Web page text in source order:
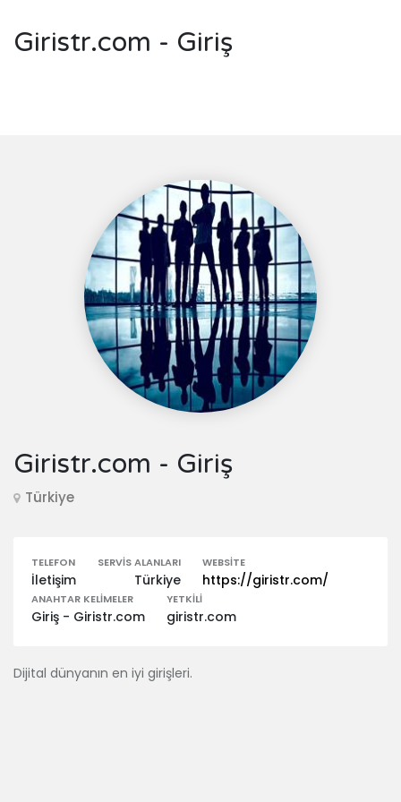
Giristr.com - Giriş
Giristr.com - Giriş
Türkiye
TELEFON
İletişim
SERVIS ALANLARI
Türkiye
WEBSITE
https://giristr.com/
ANAHTAR KELIMELER
Giriş - Giristr.com
YETKILI
giristr.com
Dijital dünyanın en iyi girişleri.